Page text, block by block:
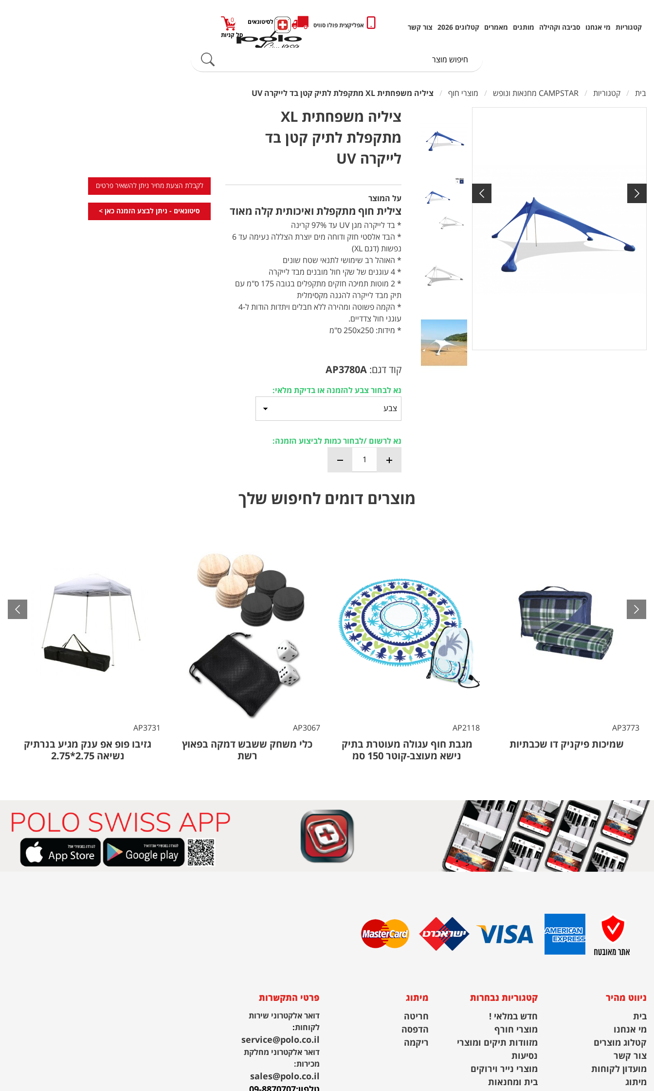
קטגוריות מי אנחנו סביבה וקהילה מותגים מאמרים קטלוגים 2026 צור קשר אפליקצית פולו סוויס
כניסה לסיטונאים
סל קניות
0
בית קטגוריות CAMPSTAR מחנאות ונופש מוצרי חוף ציליה משפחתית XL מתקפלת לתיק קטן בד לייקרה UV
ציליה משפחתית XL
מתקפלת לתיק קטן בד
לייקרה UV
על המוצר
צילית חוף מתקפלת ואיכותית קלה מאוד
* בד לייקרה מגן UV עד 97% קרינה
* הבד אלסטי חזק ודוחה מים יוצרת הצללה נעימה עד 6
נפשות (דגם XL)
* האוהל רב שימושי לתנאי שטח שונים
* 4 עוגנים של שקי חול מובנים מבד לייקרה
* 2 מוטות תמיכה חזקים מתקפלים בגובה 175 ס"מ עם
תיק מבד לייקרה להגנה מקסימלית
* הקמה פשוטה ומהירה ללא חבלים ויתדות הודות ל-4
עוגני חול צדדיים.
* מידות: 250x250 ס"מ
קוד דגם: AP3780A
נא לבחור צבע להזמנה או בדיקת מלאי:
נא לרשום /לבחור כמות לביצוע הזמנה:
לקבלת הצעת מחיר ניתן להשאיר פרטים
סיטונאים - ניתן לבצע הזמנה כאן >
מוצרים דומים לחיפוש שלך
AP3773
שמיכות פיקניק דו שכבתיות
AP2118
מגבת חוף עגולה מעוטרת בתיק
נישא מעוצב-קוטר 150 סמ
AP3067
כלי משחק ששבש דמקה בפאוץ
רשת
AP3731
גזיבו פופ אפ ענק מגיע בנרתיק
נשיאה 2.75*2.75
ניווט מהיר
בית
מי אנחנו
קטלוג מוצרים
צור קשר
מועדון לקוחות
מיתוג
קטגוריות נבחרות
חדש במלאי !
מוצרי חורף
מזוודות תיקים ומוצרי
נסיעות
מוצרי נייר וירוקים
בית ומחנאות
מיתוג
חריטה
הדפסה
ריקמה
פרטי התקשרות
דואר אלקטרוני שירות
לקוחות:
service@polo.co.il
דואר אלקטרוני מחלקת
מכירות:
sales@polo.co.il